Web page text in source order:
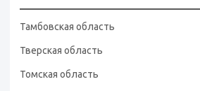
Тамбовская область
Тверская область
Томская область